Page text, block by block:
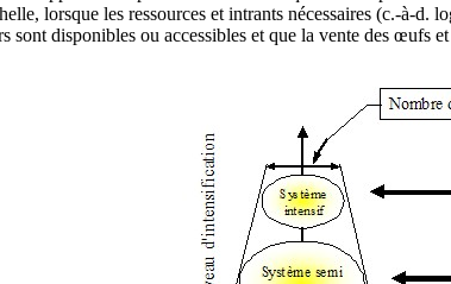
lorsque les ressources et intrants nécessaires (c.-à-
sont disponibles ou accessibles et que la vente des œufs